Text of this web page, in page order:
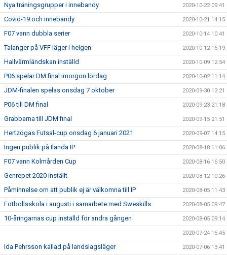
Nya träningsgrupper i innebandy 2020-10-22 09:41
Covid-19 och innebandy 2020-10-21 14:15
F07 vann dubbla serier 2020-10-14 10:41
Talanger på VFF läger i helgen 2020-10-12 15:19
Hallvärmländskan inställd 2020-10-09 12:54
P06 spelar DM final imorgon lördag 2020-10-02 11:14
JDM-finalen spelas onsdag 7 oktober 2020-09-30 13:21
P06 till DM final 2020-09-23 21:18
Grabbarna till JDM final 2020-09-15 21:51
Hertzögas Futsal-cup onsdag 6 januari 2021 2020-09-07 14:15
Ingen publik på Ilanda IP 2020-08-18 11:06
F07 vann Kolmården Cup 2020-08-16 16:50
Genrepet 2020 inställt 2020-08-12 10:26
Påminnelse om att publik ej är välkomna till IP 2020-08-05 11:43
Fotbollsskola i augusti i samarbete med Sweskills 2020-08-05 09:47
10-åringarnas cup inställd för andra gången 2020-08-05 09:14
2020-07-24 15:45
Ida Pehrsson kallad på landslagsläger 2020-07-06 13:41